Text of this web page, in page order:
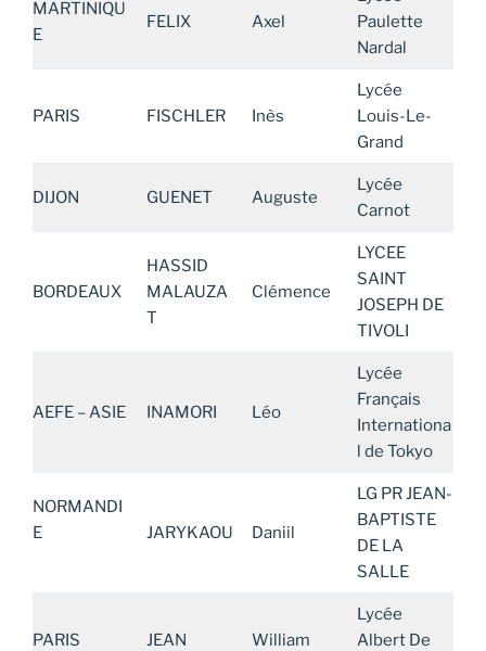
MARTINIQU
E
FELIX Axel
Paulette
Nardal
PARIS FISCHLER Inès
Lycée
Louis-Le-
Grand
DIJON GUENET Auguste
Lycée
Carnot
BORDEAUX
HASSID
MALAUZA
T
Clémence
LYCEE
SAINT
JOSEPH DE
TIVOLI
AEFE – ASIE INAMORI Léo
Lycée
Français
Internationa
l de Tokyo
NORMANDI
E
JARYKAOU Daniil
LG PR JEAN-
BAPTISTE
DE LA
SALLE
PARIS JEAN William
Lycée
Albert De